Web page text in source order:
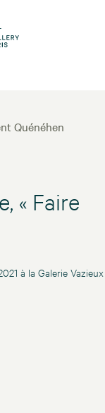
Quénéhen
« Faire
à la Galerie Vazieux